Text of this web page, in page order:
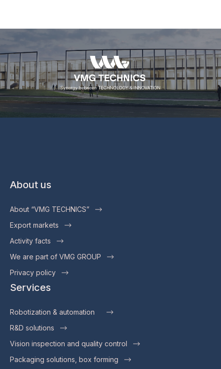
About us
About “VMG TECHNICS”
Export markets
Activity facts
We are part of VMG GROUP
Privacy policy
Services
Robotization & automation
R&D solutions
Vision inspection and quality control
Packaging solutions, box forming